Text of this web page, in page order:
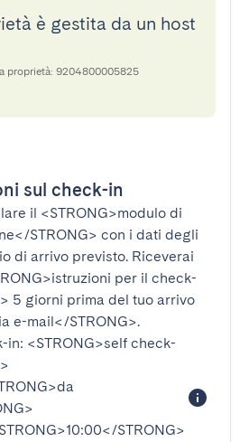
è gestita da un host
proprietà: 9204800005825
sul check-in
il <STRONG>modulo di
STRONG> con i dati degli
di arrivo previsto. Riceverai
per il check-
5 giorni prima del tuo arrivo
e-mail</STRONG>.
in: <STRONG>self check-
STRONG>